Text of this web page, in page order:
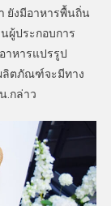
ยังมีอาหารพื้นถิ่น
ผู้ประกอบการ
าหารแปรรูป
ลิตภัณฑ์จะมีทาง
.กล่าว